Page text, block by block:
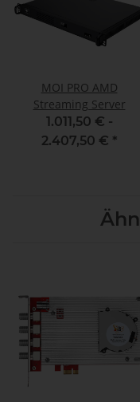
MOI PRO AMD
Streaming Server
1.011,50 € -
2.407,50 € *